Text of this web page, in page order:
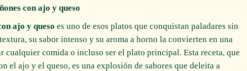
con ajo y queso
ajo y queso es uno de esos platos que conquistan paladares sin
su sabor intenso y su aroma a horno la convierten en una
cualquier comida o incluso ser el plato principal. Esta receta, que
el ajo y el queso, es una explosión de sabores que deleita a